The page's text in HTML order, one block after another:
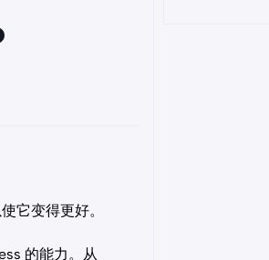
它变得更好。
的能力。从